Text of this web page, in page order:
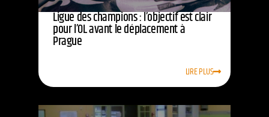
Ligue des champions : l’objectif est clair
pour l’OL avant le déplacement à
Prague
LIRE PLUS